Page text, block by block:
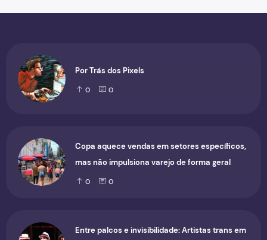
Por Trás dos Pixels
0 0
Copa aquece vendas em setores específicos,
mas não impulsiona varejo de forma geral
0 0
Entre palcos e invisibilidade: Artistas trans em